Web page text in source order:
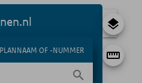
PLANNAAM OF -NUMMER